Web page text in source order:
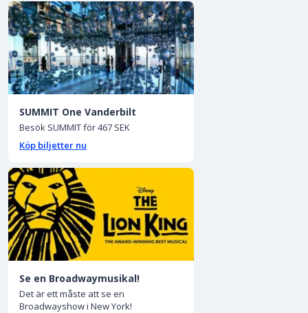
SUMMIT One Vanderbilt
Besök SUMMIT för 467 SEK
Köp biljetter nu
Se en Broadwaymusikal!
Det är ett måste att se en
Broadwayshow i New York!